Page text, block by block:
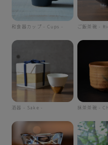
和食器カップ - Cups - ご飯茶碗 -
酒器 - Sake - 抹茶茶碗 -